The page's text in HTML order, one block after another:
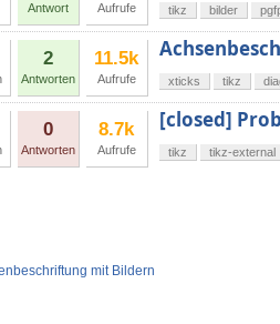
Antwort Aufrufe tikz bilder
2
Antworten
11.5k
Aufrufe xticks tikz
0
Antworten
8.7k
Aufrufe
[closed]
tikz tikz-external
mit Bildern